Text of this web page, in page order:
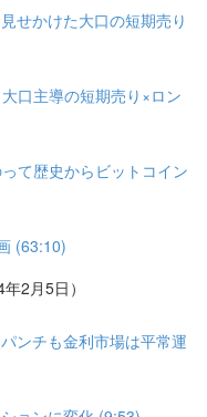
せかけた大口の短期売り
口主導の短期売り×ロン
て歴史からビットコイン
(63:10)
2月5日）
ンチも金利市場は平常運